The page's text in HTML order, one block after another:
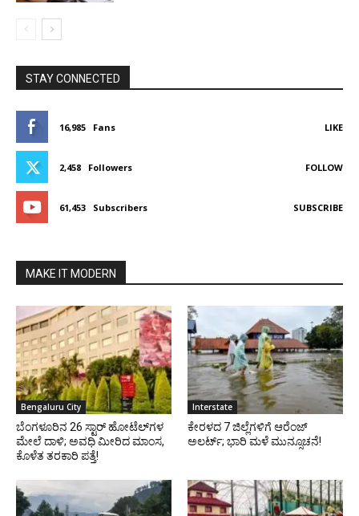
STAY CONNECTED
16,985 Fans LIKE
2,458 Followers FOLLOW
61,453 Subscribers SUBSCRIBE
MAKE IT MODERN
Bengaluru City
ಬೆಂಗಳೂರಿನ 26 ಸ್ಟಾರ್‌ ಹೋಟೆಲ್‌ಗಳ
ಮೇಲೆ ದಾಳಿ; ಅವಧಿ ಮೀರಿದ ಮಾಂಸ,
ಕೊಳೆತ ತರಕಾರಿ ಪತ್ತೆ!
Interstate
ಕೇರಳದ 7 ಜಿಲ್ಲೆಗಳಿಗೆ ಆರೆಂಜ್
ಅಲರ್ಟ್; ಭಾರಿ ಮಳೆ ಮುನ್ಸೂಚನೆ!